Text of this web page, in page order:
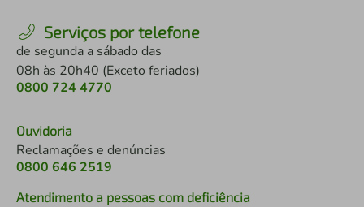
Serviços por telefone
de segunda a sábado das
08h às 20h40 (Exceto feriados)
0800 724 4770
Ouvidoria
Reclamações e denúncias
0800 646 2519
Atendimento a pessoas com deficiência